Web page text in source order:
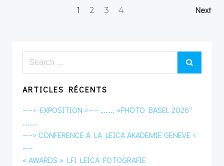
Page
1 Page
2 Page
3 Page
4 Next
Search
ARTICLES RÉCENTS
—–> EXPOSITION <—– …….. »PHOTO BASEL 2026″
………
—–> CONFERENCE A LA LEICA AKADEMIE GENEVE <
—–
« AWARDS » LFI LEICA FOTOGRAFIE